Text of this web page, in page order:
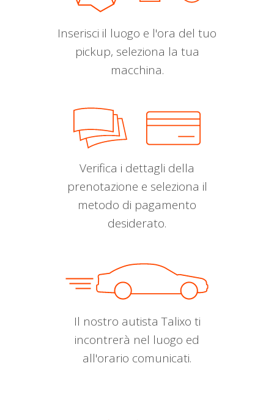
Inserisci il luogo e l'ora del tuo
pickup, seleziona la tua
macchina.
Verifica i dettagli della
prenotazione e seleziona il
metodo di pagamento
desiderato.
Il nostro autista Talixo ti
incontrerà nel luogo ed
all'orario comunicati.